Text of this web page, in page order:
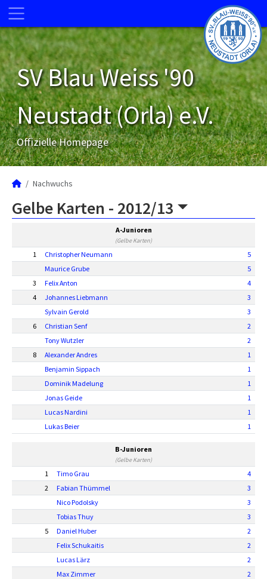
SV Blau Weiss '90
Neustadt (Orla) e.V.
Offizielle Homepage
Nachwuchs
Gelbe Karten - 2012/13
A-Junioren
(Gelbe Karten)
1 Christopher Neumann
5
Maurice Grube
5
3
Felix Anton
4
4
Johannes Liebmann
3
Sylvain Gerold
3
6
Christian Senf
2
Tony Wutzler
2
8
Alexander Andres
1
Benjamin Sippach
1
Dominik Madelung
1
Jonas Geide
1
Lucas Nardini
1
Lukas Beier
1
B-Junioren
(Gelbe Karten)
1 Timo Grau
4
2
Fabian Thümmel
3
Nico Podolsky
3
Tobias Thuy
3
5
Daniel Huber
2
Felix Schukaitis
2
Lucas Lärz
2
Max Zimmer
2